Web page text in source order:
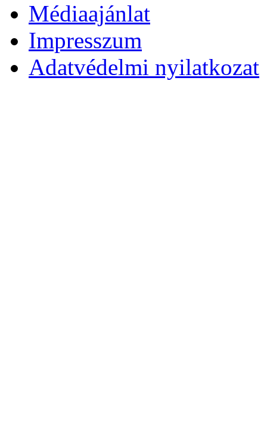
Médiaajánlat
Impresszum
Adatvédelmi nyilatkozat